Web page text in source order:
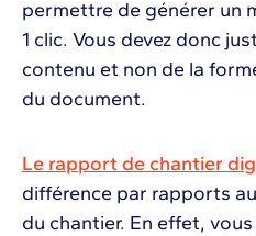
permettre de générer un
1 clic. Vous devez donc
contenu et non de la
du document.
Le rapport de chantier
différence par rapports
du chantier. En effet,